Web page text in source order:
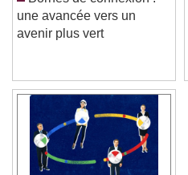
Bornes de connexion :
une avancée vers un